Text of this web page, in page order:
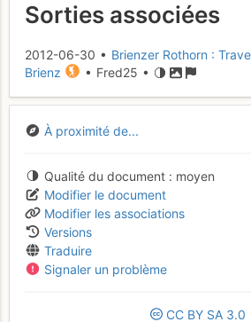
Sorties associées
2012-06-30 • Brienzer Rothorn :
Brienz
• Fred25 •
À proximité de...
Qualité du document
moyen
Modifier le document
Modifier les associations
Versions
Traduire
Signaler un problème
CC BY SA 3.0